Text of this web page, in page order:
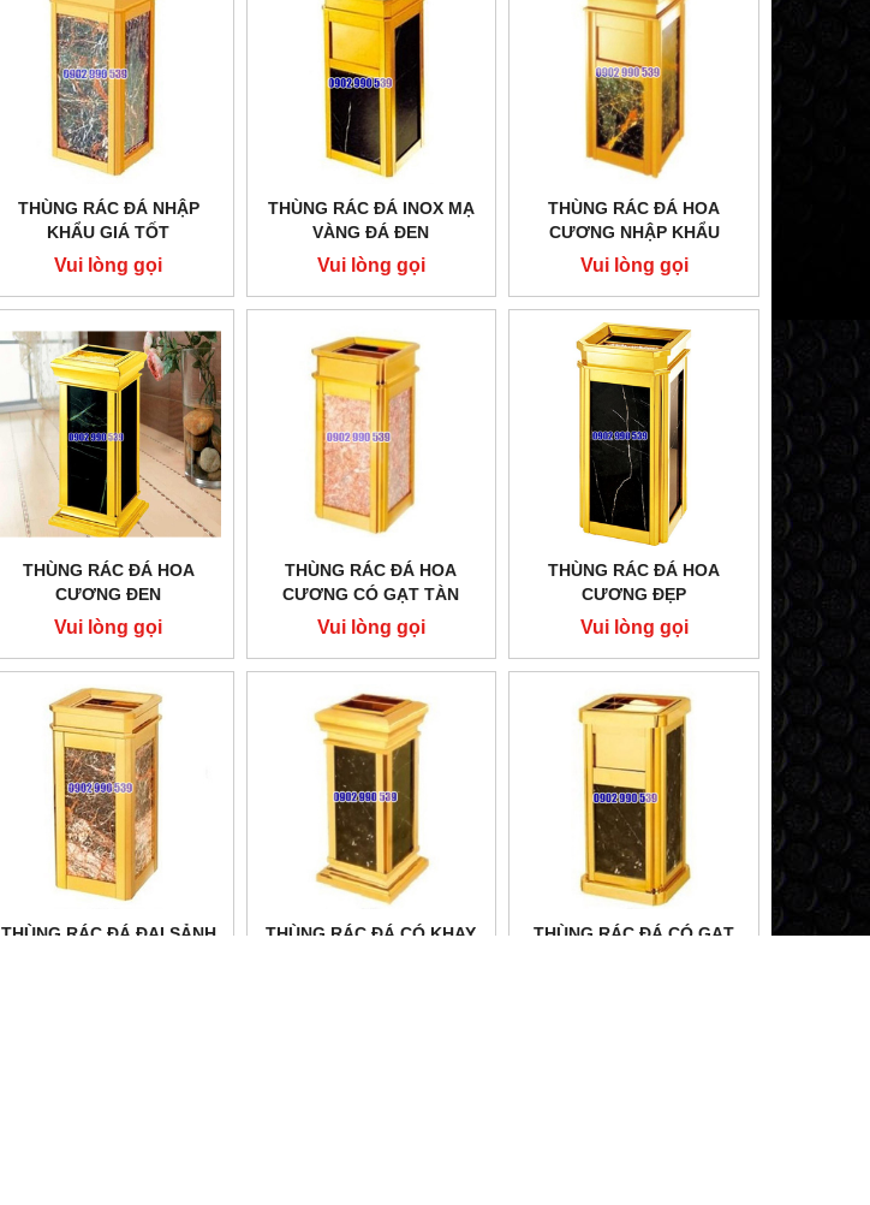
BẾP HẦM THAN ĐÁ CÓ GÁY
Vui lòng gọi
BẾP HÂM ĐƠN KHÔNG GÁY
THÙNG RÁC ĐÁ NHẬP
KHẨU GIÁ TỐT
Vui lòng gọi
THÙNG RÁC ĐÁ INOX MẠ
VÀNG ĐÁ ĐEN
Vui lòng gọi
THÙNG RÁC ĐÁ HOA
CƯƠNG NHẬP KHẨU
Vui lòng gọi
THÙNG RÁC ĐÁ HOA
CƯƠNG ĐEN
Vui lòng gọi
THÙNG RÁC ĐÁ HOA
CƯƠNG CÓ GẠT TÀN
THUỐC LÁ
Vui lòng gọi
THÙNG RÁC ĐÁ HOA
CƯƠNG ĐẸP
Vui lòng gọi
THÙNG RÁC ĐÁ ĐẠI SẢNH
THÙNG RÁC ĐÁ CÓ KHAY
THÙNG RÁC ĐÁ CÓ GẠT